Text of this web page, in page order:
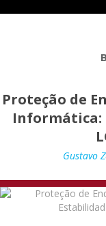
Proteção de
Informática:
Gustavo